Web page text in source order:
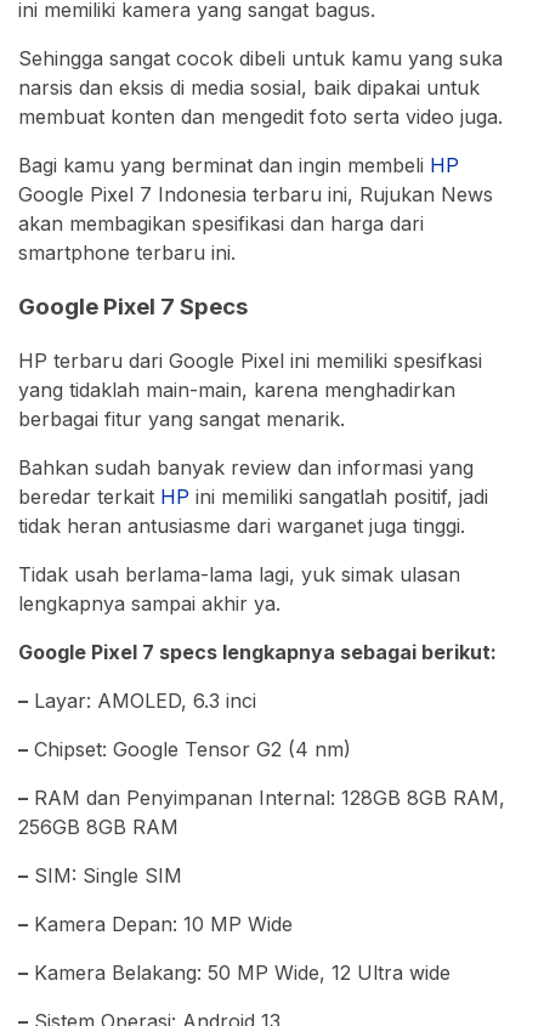
ini memiliki kamera yang sangat bagus.
Sehingga sangat cocok dibeli untuk kamu yang suka
narsis dan eksis di media sosial, baik dipakai untuk
membuat konten dan mengedit foto serta video juga.
Bagi kamu yang berminat dan ingin membeli HP
Google Pixel 7 Indonesia terbaru ini, Rujukan News
akan membagikan spesifikasi dan harga dari
smartphone terbaru ini.
Google Pixel 7 Specs
HP terbaru dari Google Pixel ini memiliki spesifkasi
yang tidaklah main-main, karena menghadirkan
berbagai fitur yang sangat menarik.
Bahkan sudah banyak review dan informasi yang
beredar terkait HP ini memiliki sangatlah positif, jadi
tidak heran antusiasme dari warganet juga tinggi.
Tidak usah berlama-lama lagi, yuk simak ulasan
lengkapnya sampai akhir ya.
Google Pixel 7 specs lengkapnya sebagai berikut:
– Layar: AMOLED, 6.3 inci
– Chipset: Google Tensor G2 (4 nm)
– RAM dan Penyimpanan Internal: 128GB 8GB RAM,
256GB 8GB RAM
– SIM: Single SIM
– Kamera Depan: 10 MP Wide
– Kamera Belakang: 50 MP Wide, 12 Ultra wide